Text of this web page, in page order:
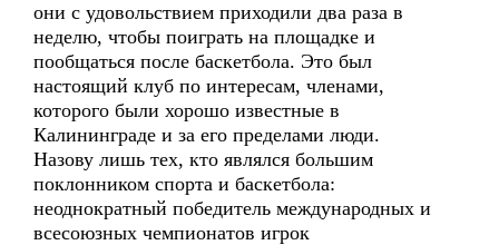
они с удовольствием приходили два раза в
неделю, чтобы поиграть на площадке и
пообщаться после баскетбола. Это был
настоящий клуб по интересам, членами,
которого были хорошо известные в
Калининграде и за его пределами люди.
Назову лишь тех, кто являлся большим
поклонником спорта и баскетбола:
неоднократный победитель международных и
всесоюзных чемпионатов игрок